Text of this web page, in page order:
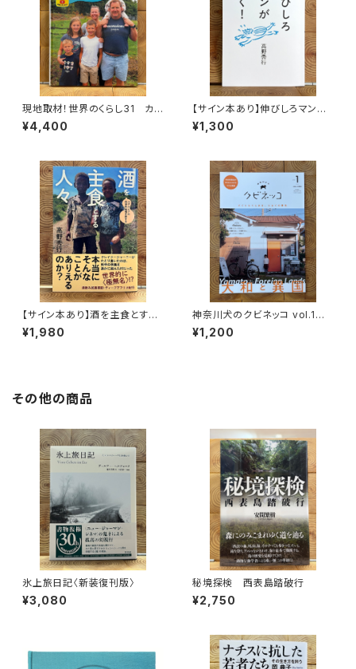
現地取材！世界のくらし31 カナ
ダ
¥4,400
【サイン本あり】伸びしろマンが
ゆく！
¥1,300
【サイン本あり】酒を主食とする
人々 エチオピアの科学的秘境
を旅する
¥1,980
神奈川犬のクビネッコ vol.1
特集：大和と異国
¥1,200
その他の商品
氷上旅日記〈新装復刊版〉
¥3,080
秘境探検 西表島踏破行
¥2,750